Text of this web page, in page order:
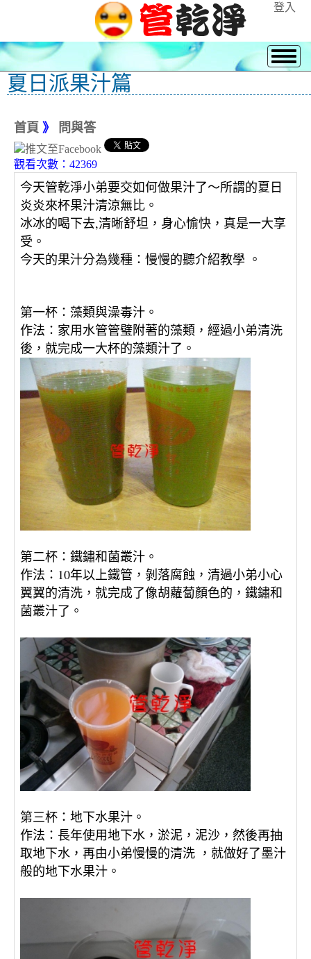
登入
夏日派果汁篇
首頁 》 問與答
觀看次數：42369
今天管乾淨小弟要交如何做果汁了〜所謂的夏日
炎炎來杯果汁清涼無比。
冰冰的喝下去,清晰舒坦，身心愉快，真是一大享
受。
今天的果汁分為幾種 ： 慢慢的聽介紹教學 。
第一杯 ： 藻類與澡毒汁。
作法 ： 家用水管管璧附著的藻類，經過小弟清洗
後，就完成一大杯的藻類汁了。
第二杯 ： 鐵鏽和菌叢汁。
作法 ：10年以上鐵管，剝落腐蝕，清過小弟小心
翼翼的清洗，就完成了像胡蘿蔔顏色的，鐵鏽和
菌叢汁了。
第三杯 ： 地下水果汁。
作法 ： 長年使用地下水，淤泥，泥沙，然後再抽
取地下水，再由小弟慢慢的清洗 ，就做好了墨汁
般的地下水果汁。